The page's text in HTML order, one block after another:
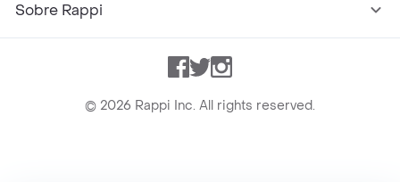
Sobre Rappi
Facebook
TwitterInstagram
© 2026 Rappi Inc. All rights reserved.